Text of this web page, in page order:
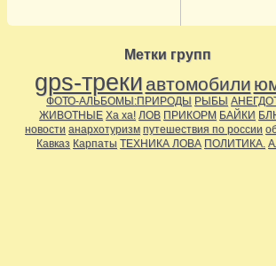
Ближние вылазки (126)
Дальние страны(11)
Около города(16)
По стране(15)
Регионы(63)
Поволжье (47)
Метки групп
gps-треки автомобили
ФОТО-АЛЬБОМЫ:ПРИРОДЫ РЫБЫ
ЖИВОТНЫЕ Ха ха! ЛОВ ПРИКОРМ БАЙКИ
новости анархотуризм путешествия по россии
Кавказ Карпаты ТЕХНИКА ЛОВА ПОЛИТИКА.